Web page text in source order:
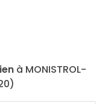
à MONISTROL-